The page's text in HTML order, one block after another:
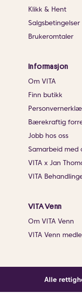
Klikk & Hent
Salgsbetingelser
Brukeromtaler
Informasjon
Om VITA
Finn butikk
Bærekraftig
Jobb hos oss
Samarbeid med
VITA x Jan
VITA
VITA Venn
Om VITA Venn
VITA Venn
Alle